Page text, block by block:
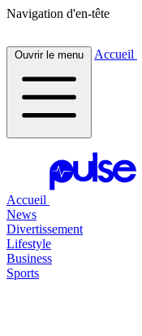
Navigation d'en-tête
Ouvrir le menu Accueil
Accueil
News
Divertissement
Lifestyle
Business
Sports